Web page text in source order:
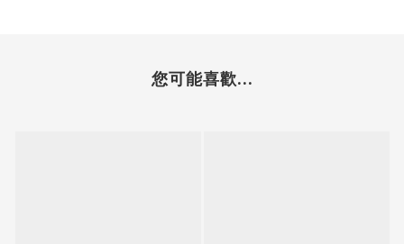
您可能喜歡...